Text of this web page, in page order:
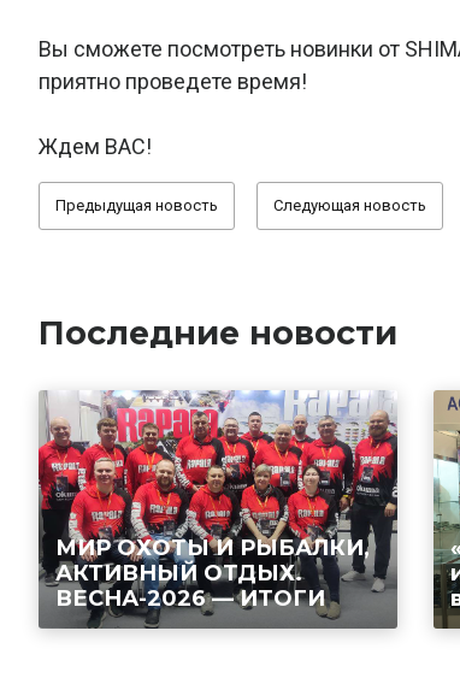
Вы сможете посмотреть новинки от
приятно проведете время!
Ждем ВАС!
Предыдущая новость Следующая новость
Последние новости
МИР ОХОТЫ И РЫБАЛКИ,
АКТИВНЫЙ ОТДЫХ.
ВЕСНА-2026 — ИТОГИ